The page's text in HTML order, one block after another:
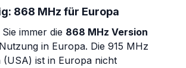
868 MHz für Europa
immer die 868 MHz Version
in Europa. Die 915 MHz
(USA) ist in Europa nicht